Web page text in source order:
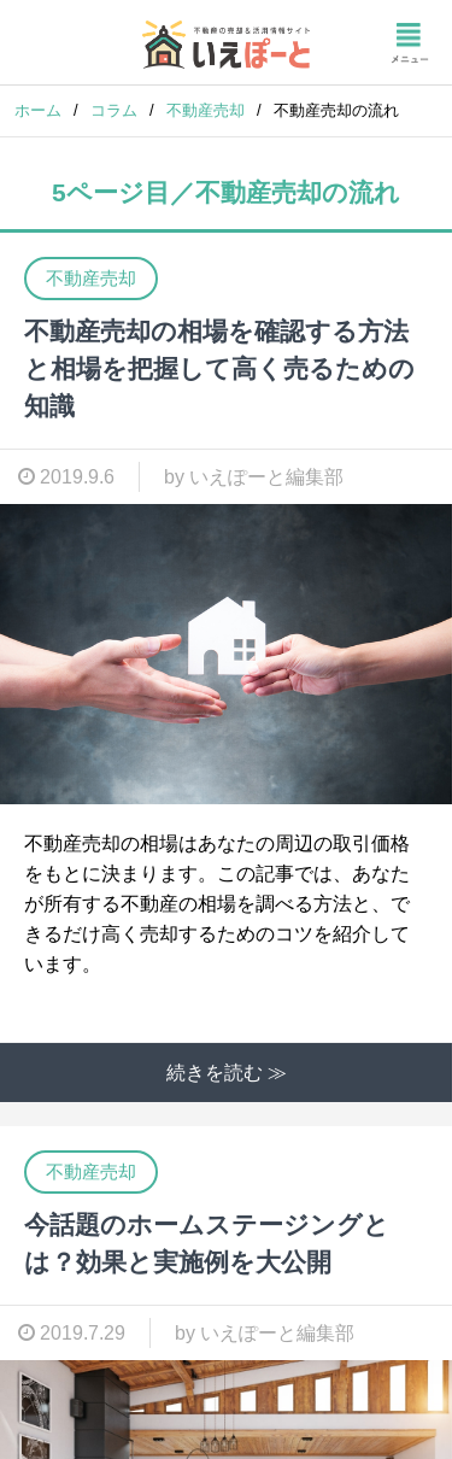
ホーム / コラム / 不動産売却 / 不動産売却の流れ
5ページ目／不動産売却の流れ
不動産売却
不動産売却の相場を確認する方法
と相場を把握して高く売るための
知識
2019.9.6 by いえぽーと編集部
不動産売却の相場はあなたの周辺の取引価格
をもとに決まります。この記事では、あなた
が所有する不動産の相場を調べる方法と、で
きるだけ高く売却するためのコツを紹介して
います。
続きを読む ≫
不動産売却
今話題のホームステージングと
は？効果と実施例を大公開
2019.7.29 by いえぽーと編集部